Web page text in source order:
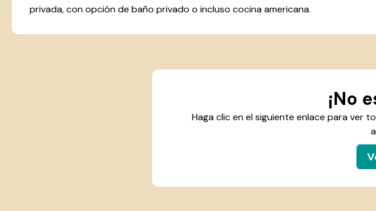
privada, con opción de baño privado o incluso cocina americana.
¡No
Haga clic en el siguiente enlace para ver